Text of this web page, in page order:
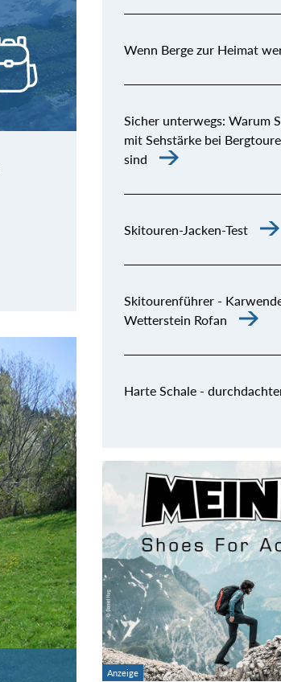
Wenn Berge zur Heimat
Sicher unterwegs: Warum
mit Sehstärke bei
sind
Skitouren-Jacken-Test
Skitourenführer -
Wetterstein Rofan
Harte Schale -